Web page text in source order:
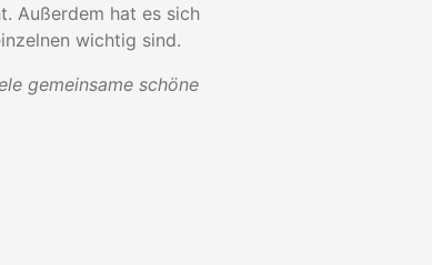
Außerdem hat es sich
wichtig sind.
gemeinsame schöne